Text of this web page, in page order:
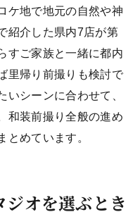
ケ地で地元の自然や神
紹介した県内7店が第
すご家族と一緒に都内
里帰り前撮りも検討で
いシーンに合わせて、
和装前撮り全般の進め
とめています。
オを選ぶとき